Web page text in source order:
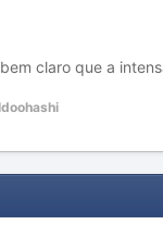
claro que a